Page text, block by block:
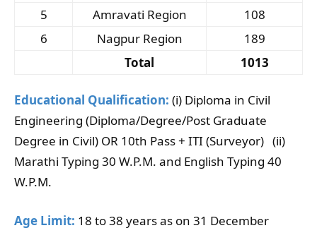
5
Amravati Region
108
6
Nagpur Region
189
Total
1013
Educational Qualification: (i) Diploma in Civil
Engineering (Diploma/Degree/Post Graduate
Degree in Civil) OR 10th Pass + ITI (Surveyor) (ii)
Marathi Typing 30 W.P.M. and English Typing 40
W.P.M.
Age Limit: 18 to 38 years as on 31 December